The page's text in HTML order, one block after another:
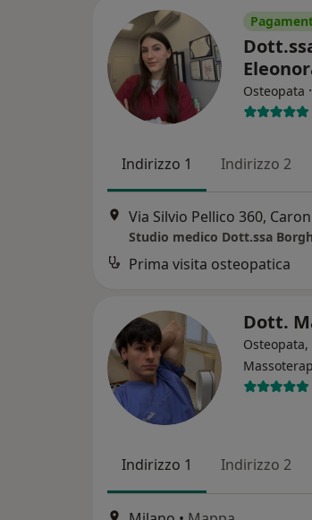
Osteopata ·
Indirizzo 1 Indirizzo 2
Studio medico Dott.ssa
Prima visita osteopatica
Dott.
Indirizzo 1 Indirizzo 2